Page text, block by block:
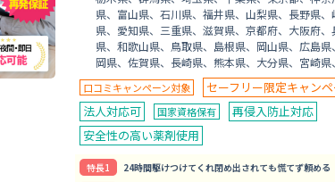
県、富山県、石川県、福井県、山梨県、長野県
県、愛知県、三重県、滋賀県、京都府、大阪府、
県、和歌山県、鳥取県、島根県、岡山県、広島
岡県、佐賀県、長崎県、熊本県、大分県、宮崎県
口コミキャンペーン対象
セーフリー限定キャン
法人対応可
国家資格保有
再侵入防止対応
安全性の高い薬剤使用
特⻑1
24時間駆けつけてくれ閉め出されても慌てず頼める